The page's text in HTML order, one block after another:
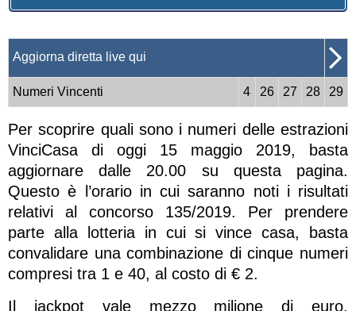
Aggiorna diretta live qui
Numeri Vincenti 4 26 27 28 29
Per scoprire quali sono i numeri delle estrazioni
VinciCasa di oggi 15 maggio 2019, basta
aggiornare dalle 20.00 su questa pagina.
Questo è l’orario in cui saranno noti i risultati
relativi al concorso 135/2019. Per prendere
parte alla lotteria in cui si vince casa, basta
convalidare una combinazione di cinque numeri
compresi tra 1 e 40, al costo di € 2.
Il jackpot vale mezzo milione di euro.